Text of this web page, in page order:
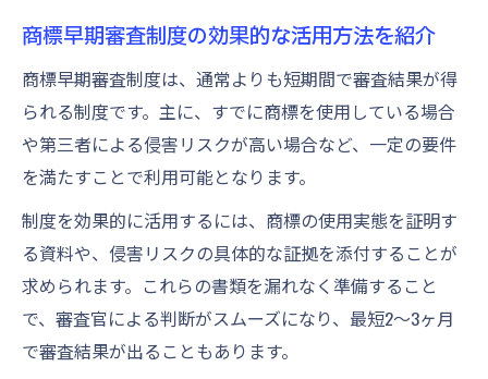
商標早期審査制度の効果的な活用方法を紹介
商標早期審査制度は、通常よりも短期間で審査結果が得
られる制度です。主に、すでに商標を使用している場合
や第三者による侵害リスクが高い場合など、一定の要件
を満たすことで利用可能となります。
制度を効果的に活用するには、商標の使用実態を証明す
る資料や、侵害リスクの具体的な証拠を添付することが
求められます。これらの書類を漏れなく準備すること
で、審査官による判断がスムーズになり、最短2〜3ヶ月
で審査結果が出ることもあります。